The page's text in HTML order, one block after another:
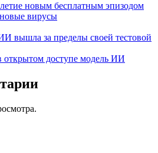
новым бесплатным эпизодом
вирусы
вышла за пределы своей тестовой
открытом доступе модель ИИ